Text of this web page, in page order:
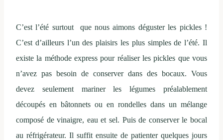
C’est l’été surtout que nous aimons déguster les pickles !
C’est d’ailleurs l’un des plaisirs les plus simples de l’été. Il
existe la méthode express pour réaliser les pickles que vous
n’avez pas besoin de conserver dans des bocaux. Vous
devez seulement mariner les légumes préalablement
découpés en bâtonnets ou en rondelles dans un mélange
composé de vinaigre, eau et sel. Puis de conserver le bocal
au réfrigérateur. Il suffit ensuite de patienter quelques jours